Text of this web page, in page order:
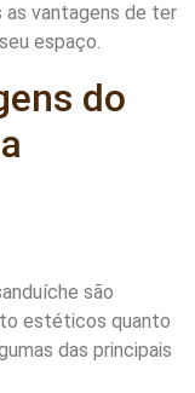
as vantagens de ter
espaço.
do
são
estéticos quanto
das principais